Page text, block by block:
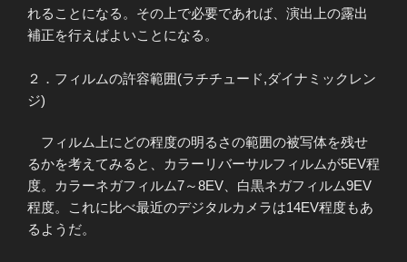
れることになる。その上で必要であれば、演出上の露出
補正を行えばよいことになる。
２．フィルムの許容範囲(ラチチュード,ダイナミックレン
ジ)
フィルム上にどの程度の明るさの範囲の被写体を残せ
るかを考えてみると、カラーリバーサルフィルムが5EV程
度。カラーネガフィルム7～8EV、白黒ネガフィルム9EV
程度。これに比べ最近のデジタルカメラは14EV程度もあ
るようだ。